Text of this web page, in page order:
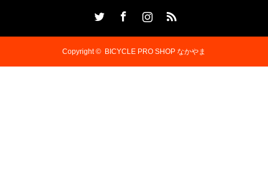
Copyright © BICYCLE PRO SHOP なかやま